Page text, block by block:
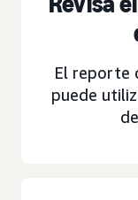
El reporte
puede